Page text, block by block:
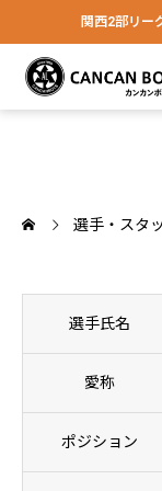
関西2部リー
選手・スタ
選手氏名
愛称
ポジション